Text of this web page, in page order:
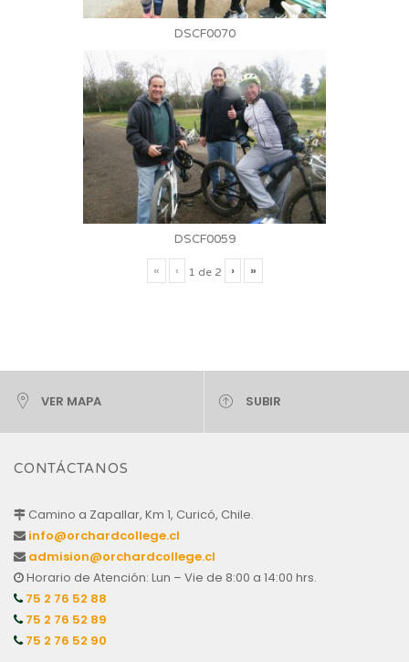
DSCF0070
DSCF0059
« ‹ 1 de 2 › »
VER MAPA SUBIR
CONTÁCTANOS
Camino a Zapallar, Km 1, Curicó, Chile.
info@orchardcollege.cl
admision@orchardcollege.cl
Horario de Atención: Lun – Vie de 8:00 a 14:00 hrs.
75 2 76 52 88
75 2 76 52 89
75 2 76 52 90